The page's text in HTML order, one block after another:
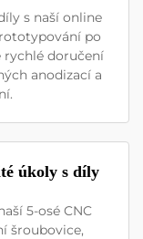
s naší online
po
doručení
anodizací a
úkoly s díly
5-osé CNC
šroubovice,